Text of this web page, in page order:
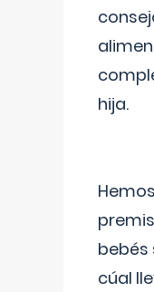
hija.
bebés
cúal